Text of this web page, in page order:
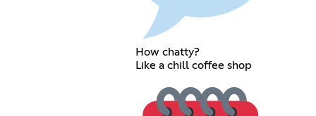
How chatty?
Like a chill coffee shop